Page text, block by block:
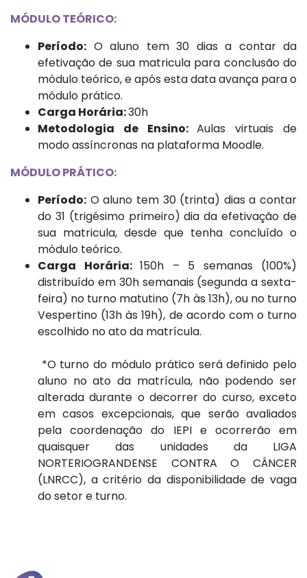
MÓDULO TEÓRICO:
Período: O aluno tem 30 dias a contar da
efetivação de sua matricula para conclusão do
módulo teórico, e após esta data avança para o
módulo prático.
Carga Horária:30h
Metodologia de Ensino:Aulas virtuais de
modo assíncronas na plataforma Moodle.
MÓDULO PRÁTICO:
Período: O aluno tem 30 (trinta) dias a contar
do 31 (trigésimo primeiro) dia da efetivação de
sua matricula, desde que tenha concluído o
módulo teórico.
Carga Horária: 150h – 5 semanas (100%)
distribuído em 30h semanais (segunda a sexta-
feira) no turno matutino (7h às 13h), ou no turno
Vespertino (13h às 19h), de acordo com o turno
escolhido no ato da matrícula.
*O turno do módulo prático será definido pelo
aluno no ato da matrícula, não podendo ser
alterada durante o decorrer do curso, exceto
em casos excepcionais, que serão avaliados
pela coordenação do IEPI e ocorrerão em
quaisquer das unidades da LIGA
NORTERIOGRANDENSE CONTRA O CÂNCER
(LNRCC), a critério da disponibilidade de vaga
do setor e turno.